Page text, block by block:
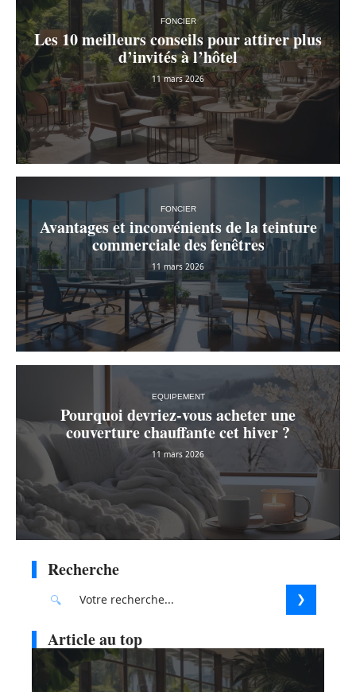
FONCIER
Les 10 meilleurs conseils pour attirer plus
d’invités à l’hôtel
11 mars 2026
FONCIER
Avantages et inconvénients de la teinture
commerciale des fenêtres
11 mars 2026
EQUIPEMENT
Pourquoi devriez-vous acheter une
couverture chauffante cet hiver ?
11 mars 2026
Recherche
Article au top